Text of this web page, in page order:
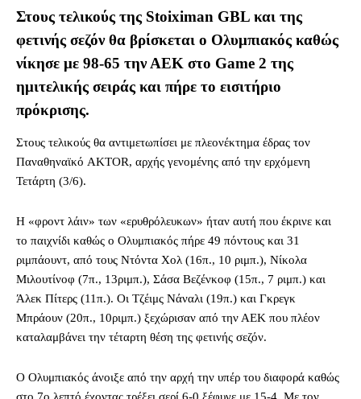
Στους τελικούς της Stoiximan GBL και της
φετινής σεζόν θα βρίσκεται ο Ολυμπιακός καθώς
νίκησε με 98-65 την ΑΕΚ στο Game 2 της
ημιτελικής σειράς και πήρε το εισιτήριο
πρόκρισης.
Στους τελικούς θα αντιμετωπίσει με πλεονέκτημα έδρας τον
Παναθηναϊκό AKTOR, αρχής γενομένης από την ερχόμενη
Τετάρτη (3/6).
Η «φροντ λάιν» των «ερυθρόλευκων» ήταν αυτή που έκρινε και
το παιχνίδι καθώς ο Ολυμπιακός πήρε 49 πόντους και 31
ριμπάουντ, από τους Ντόντα Χολ (16π., 10 ριμπ.), Νίκολα
Μιλουτίνοφ (7π., 13ριμπ.), Σάσα Βεζένκοφ (15π., 7 ριμπ.) και
Άλεκ Πίτερς (11π.). Οι Τζέιμς Νάναλι (19π.) και Γκρεγκ
Μπράουν (20π., 10ριμπ.) ξεχώρισαν από την ΑΕΚ που πλέον
καταλαμβάνει την τέταρτη θέση της φετινής σεζόν.
Ο Ολυμπιακός άνοιξε από την αρχή την υπέρ του διαφορά καθώς